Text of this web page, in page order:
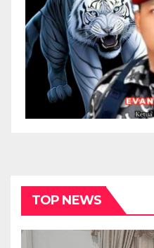
TOP NEWS